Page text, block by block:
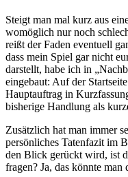
Steigt man mal kurz aus
womöglich nur noch
reißt der Faden eventuell
dass mein Spiel gar nicht
darstellt, habe ich in
eingebaut: Auf der
Hauptauftrag in
bisherige Handlung als
Zusätzlich hat man immer
persönliches Tatenfazit im
den Blick gerückt wird, ist
fragen? Ja, das könnte man